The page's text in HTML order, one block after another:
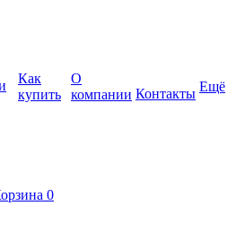
Как
купить
О
компании Контакты Ещё
0